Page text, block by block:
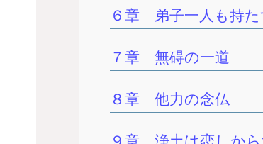
６章 弟子一人も持た
７章 無碍の一道
８章 他力の念仏